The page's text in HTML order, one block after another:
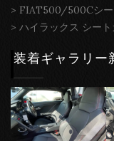
> FIAT500/500Cシー
> ハイラックス シート
装着ギャラリー